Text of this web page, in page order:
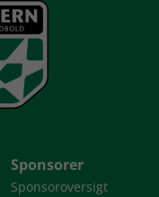
Sponsorer
Sponsoroversigt